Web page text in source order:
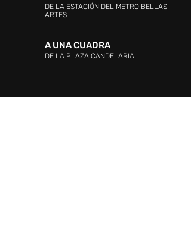
DE LA ESTACIÓN DEL METRO BELLAS
ARTES
A UNA CUADRA
DE LA PLAZA CANDELARIA